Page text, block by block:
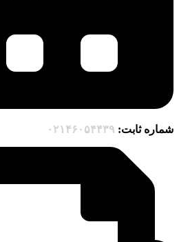
شماره ثابت: ۰۲۱۴۶۰۵۴۴۳۹